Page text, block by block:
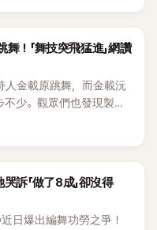
！「舞技突飛猛進」網讚
人金載原跳舞，而金載沅
少。觀眾們也發現製作
訴「做了8成」卻沒得
日爆出編舞功勞之爭！